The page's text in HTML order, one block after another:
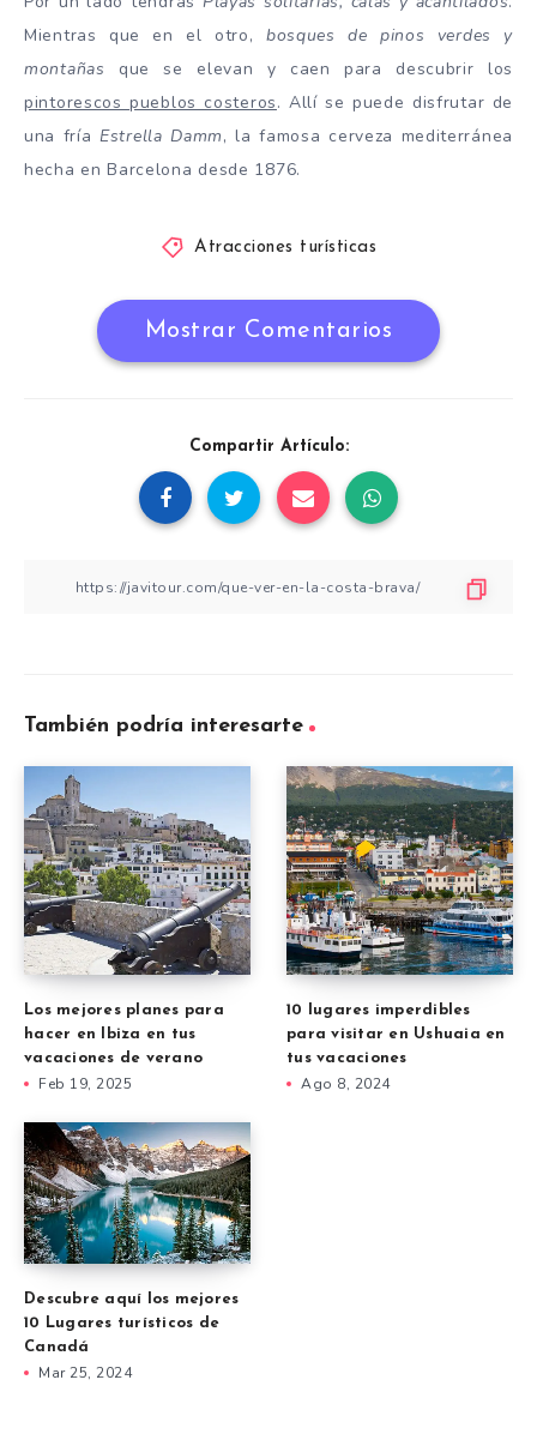
Mientras que en el otro, bosques de pinos verdes y
montañas que se elevan y caen para descubrir los
pintorescos pueblos costeros. Allí se puede disfrutar de
una fríaEstrella Damm, la famosa cerveza mediterránea
hecha en Barcelona desde 1876.
Atracciones turísticas
Mostrar Comentarios
Compartir Artículo:
También podría interesarte
Los mejores planes para
hacer en Ibiza en tus
vacaciones de verano
Feb 19, 2025
10 lugares imperdibles
para visitar en Ushuaia en
tus vacaciones
Ago 8, 2024
Descubre aquí los mejores
10 Lugares turísticos de
Canadá
Mar 25, 2024